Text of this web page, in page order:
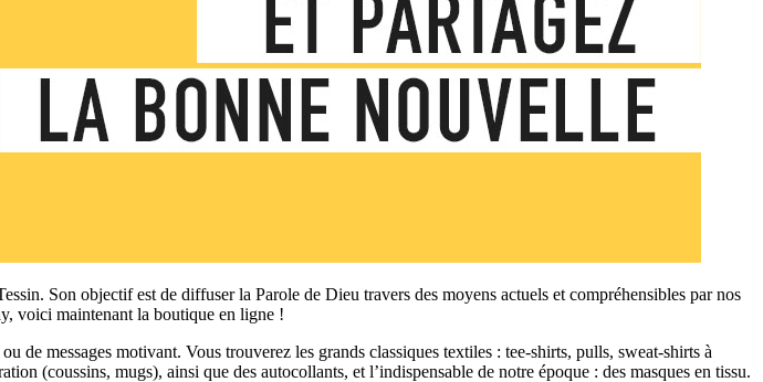
Son objectif est de diffuser la Parole de Dieu travers des moyens actuels et compréhensibles par nos
voici maintenant la boutique en ligne !
de messages motivant. Vous trouverez les grands classiques textiles : tee-shirts, pulls, sweat-shirts à
(coussins, mugs), ainsi que des autocollants, et l’indispensable de notre époque : des masques en tissu.